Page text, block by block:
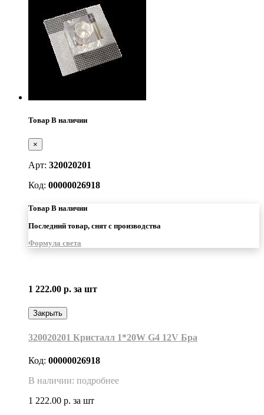
Товар В наличии
×
Арт: 320020201
Код: 00000026918
Товар В наличии
Последний товар, снят с производства
Формула света
1 222.00 р. за шт
Закрыть
320020201 Кристалл 1*20W G4 12V Бра
Код: 00000026918
В наличии: подробнее
1 222.00 р. за шт